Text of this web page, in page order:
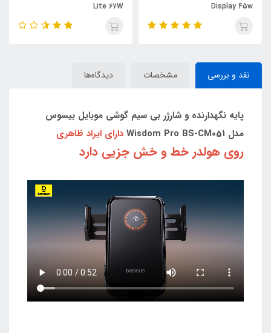
Display 45w
Lite 67W
نقد و بررسی مشخصات دیدگاه‌ها
پایه نگهدارنده و شارژر بی سیم گوشی موبایل بیسوس
مدل Wisdom Pro BS-CM051
دارای ایراد ظاهری
روی هولدر خط و خش جزيی دارد